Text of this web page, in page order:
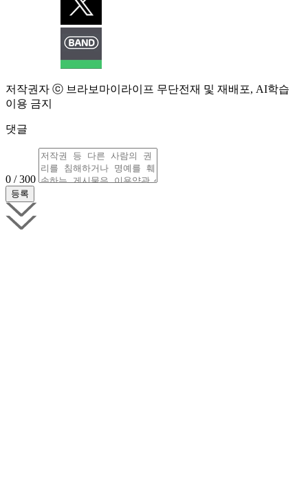
저작권자 ⓒ 브라보마이라이프 무단전재 및 재배포, AI학습
이용 금지
댓글
0 / 300